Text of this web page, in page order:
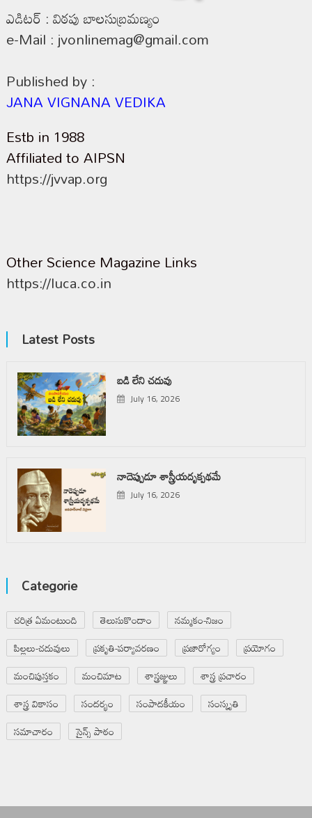
ఎడిటర్ : విఠపు బాలసుబ్రమణ్యం
e-Mail : jvonlinemag@gmail.com
Published by :
JANA VIGNANA VEDIKA
Estb in 1988
Affiliated to AIPSN
https://jvvap.org
Other Science Magazine Links
https://luca.co.in
Latest Posts
బడి లేని చదువు
July 16, 2026
నాదెప్పుడూ శాస్త్రీయదృక్పథమే
July 16, 2026
Categorie
చరిత్ర ఏమంటుంది తెలుసుకొందాం
నమ్మకం-నిజం
పిల్లలు-చదువులు
ప్రకృతి-పర్యావరణం ప్రజారోగ్యం
ప్రయోగం
మంచిపుస్తకం
మంచిమాట శాస్త్రజ్ఞులు
శాస్త్ర ప్రచారం
శాస్త్ర వికాసం
సందర్భం సంపాదకీయం
సంస్కృతి
సమాచారం
సైన్స్ పాఠం